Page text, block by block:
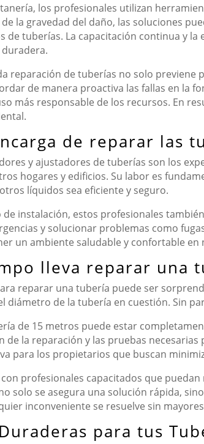
los profesionales utilizan
la gravedad del daño, las soluciones
de tuberías. La capacitación continua y
reparación de tuberías no solo
de manera proactiva las fallas en la
más responsable de los recursos. En
de reparar las
y ajustadores de tuberías son los
hogares y edificios. Su labor es
líquidos sea eficiente y seguro.
instalación, estos profesionales
y solucionar problemas como
un ambiente saludable y confortable en
lleva reparar una
reparar una tubería puede ser
diámetro de la tubería en cuestión. Sin
de 15 metros puede estar
de la reparación y las pruebas
para los propietarios que buscan
profesionales capacitados que
solo se asegura una solución rápida,
inconveniente se resuelve sin
para tus